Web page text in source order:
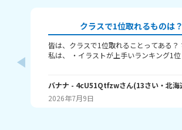
クラスで1位取れるものは？
皆は、クラスで1位取れることってある？
私は、 ・イラストが上手いランキング1位
ングで1位取れる？ 書いてくれたら嬉しい
ゃね。
バナナ - 4cU51Qtfzwさん(13さい・ 北海
2026年7月9日